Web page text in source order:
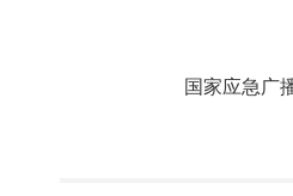
国家应急广播